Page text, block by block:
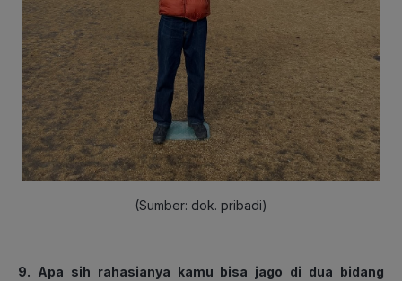
(Sumber: dok. pribadi)
9. Apa sih rahasianya kamu bisa jago di dua bidang